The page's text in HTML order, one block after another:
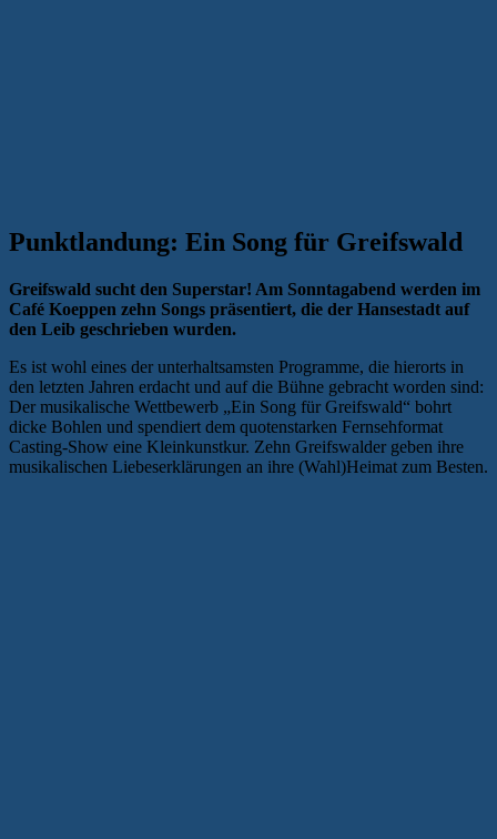
Punktlandung: Ein Song für Greifswald
Greifswald sucht den Superstar! Am Sonntagabend werden im
Café Koeppen zehn Songs präsentiert, die der Hansestadt auf
den Leib geschrieben wurden.
Es ist wohl eines der unterhaltsamsten Programme, die hierorts in
den letzten Jahren erdacht und auf die Bühne gebracht worden sind:
Der musikalische Wettbewerb „Ein Song für Greifswald“ bohrt
dicke Bohlen und spendiert dem quotenstarken Fernsehformat
Casting-Show eine Kleinkunstkur. Zehn Greifswalder geben ihre
musikalischen Liebeserklärungen an ihre (Wahl)Heimat zum Besten.